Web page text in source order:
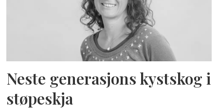
Neste generasjons kystskog i
støpeskja